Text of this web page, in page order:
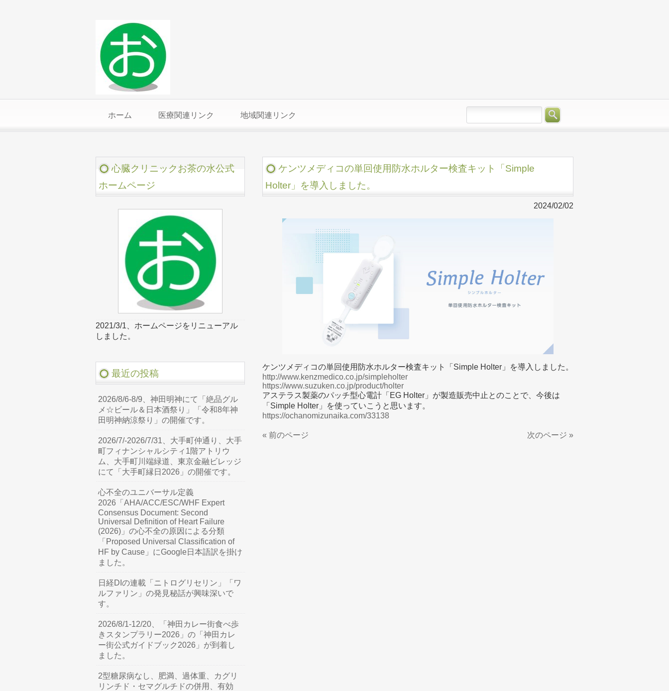
ホーム 医療関連リンク 地域関連リンク
ケンツメディコの単回使用防水ホルター検査キット「Simple
Holter」を導入しました。
2024/02/02
ケンツメディコの単回使用防水ホルター検査キット「Simple Holter」を導入しました。
http://www.kenzmedico.co.jp/simpleholter
https://www.suzuken.co.jp/product/holter
アステラス製薬のパッチ型心電計「EG Holter」が製造販売中止とのことで、今後は
「Simple Holter」を使っていこうと思います。
https://ochanomizunaika.com/33138
« 前のページ 次のページ »
心臓クリニックお茶の水公式
ホームページ
2021/3/1、ホームページをリニューアル
しました。
最近の投稿
2026/8/6-8/9、神田明神にて「絶品グル
メ☆ビール＆日本酒祭り」「令和8年神
田明神納涼祭り」の開催です。
2026/7/-2026/7/31、大手町仲通り、大手
町フィナンシャルシティ1階アトリウ
ム、大手町川端緑道、東京金融ビレッジ
にて「大手町縁日2026」の開催です。
心不全のユニバーサル定義
2026「AHA/ACC/ESC/WHF Expert
Consensus Document: Second
Universal Definition of Heart Failure
(2026)」の心不全の原因による分類
「Proposed Universal Classification of
HF by Cause」にGoogle日本語訳を掛け
ました。
日経DIの連載「ニトログリセリン」「ワ
ルファリン」の発見秘話が興味深いで
す。
2026/8/1-12/20、「神田カレー街食べ歩
きスタンプラリー2026」の「神田カレ
ー街公式ガイドブック2026」が到着し
ました。
2型糖尿病なし、肥満、過体重、カグリ
リンチド・セマグルチドの併用、有効